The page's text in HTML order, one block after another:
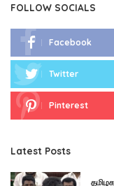
FOLLOW SOCIALS
Facebook
Twitter
Pinterest
Latest Posts